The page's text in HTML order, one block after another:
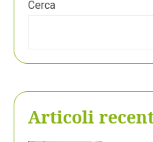
Cerca
Articoli